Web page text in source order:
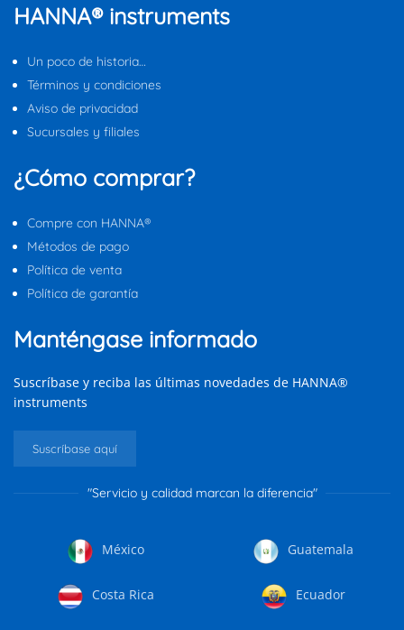
HANNA® instruments
Un poco de historia…
Términos y condiciones
Aviso de privacidad
Sucursales y filiales
¿Cómo comprar?
Compre con HANNA®
Métodos de pago
Política de venta
Política de garantía
Manténgase informado
Suscríbase y reciba las últimas novedades de HANNA®
instruments
Suscríbase aquí
"Servicio y calidad marcan la diferencia"
México Guatemala
Costa Rica Ecuador